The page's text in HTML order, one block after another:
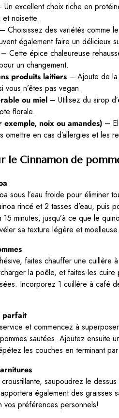
Un excellent choix riche en
noisette.
– Choisissez des variétés comme
également faire un délicieux
– Cette épice chaleureuse
un changement.
produits laitiers – Ajoute de la
vous n’êtes pas vegan.
ou miel – Utilisez du sirop
florale.
exemple, noix ou amandes) –
omettre en cas d’allergies et les
le Cinnamon de
sous l’eau froide pour éliminer
rincé et 2 tasses d’eau, puis
15 minutes, jusqu’à ce que le
sa texture légère et moelleuse.
faites chauffer une cuillère
la poêle, et faites-les
Incorporez 1 cuillère à café
parfait
et commencez à
sautées. Ajoutez ensuite
les couches en terminant
saupoudrez le
également des graisses
vos préférences personnels!